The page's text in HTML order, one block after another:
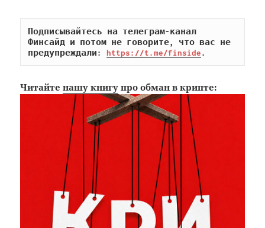
Подписывайтесь на телеграм-канал
Финсайд и потом не говорите, что вас не
предупреждали: https://t.me/finside.
Читайтенашу книгу про обман в крипте: